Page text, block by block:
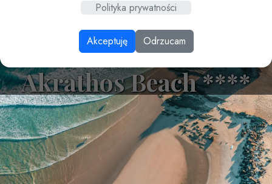
Polityka prywatności
Akceptuję Odrzucam
Chalkidiki /
Ouranopolis hotel
Akrathos Beach ****